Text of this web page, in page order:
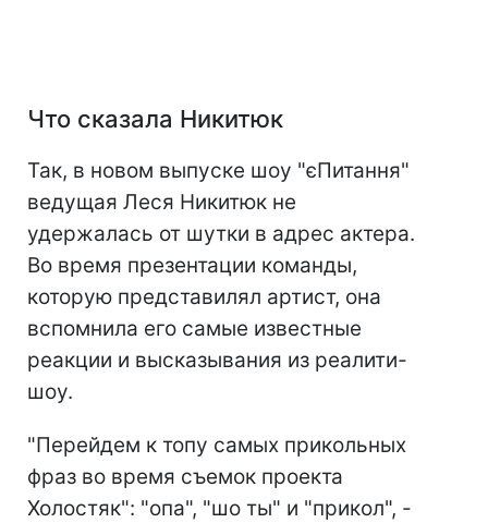
Что сказала Никитюк
Так, в новом выпуске шоу "єПитання"
ведущая Леся Никитюк не
удержалась от шутки в адрес актера.
Во время презентации команды,
которую представилял артист, она
вспомнила его самые известные
реакции и высказывания из реалити-
шоу.
"Перейдем к топу самых прикольных
фраз во время съемок проекта
Холостяк": "опа", "шо ты" и "прикол", -